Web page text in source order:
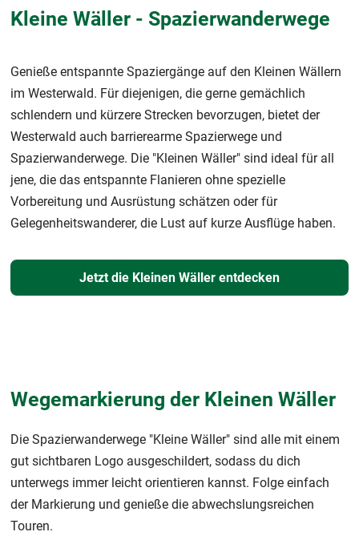
Kleine Wäller - Spazierwanderwege
Genieße entspannte Spaziergänge auf den Kleinen Wällern
im Westerwald. Für diejenigen, die gerne gemächlich
schlendern und kürzere Strecken bevorzugen, bietet der
Westerwald auch barrierearme Spazierwege und
Spazierwanderwege. Die "Kleinen Wäller" sind ideal für all
jene, die das entspannte Flanieren ohne spezielle
Vorbereitung und Ausrüstung schätzen oder für
Gelegenheitswanderer, die Lust auf kurze Ausflüge haben.
Jetzt die Kleinen Wäller entdecken
Wegemarkierung der Kleinen Wäller
Die Spazierwanderwege "Kleine Wäller" sind alle mit einem
gut sichtbaren Logo ausgeschildert, sodass du dich
unterwegs immer leicht orientieren kannst. Folge einfach
der Markierung und genieße die abwechslungsreichen
Touren.